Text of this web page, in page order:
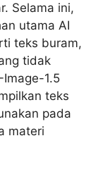
Selama ini,
utama AI
teks buram,
tidak
1.5
teks
pada
materi